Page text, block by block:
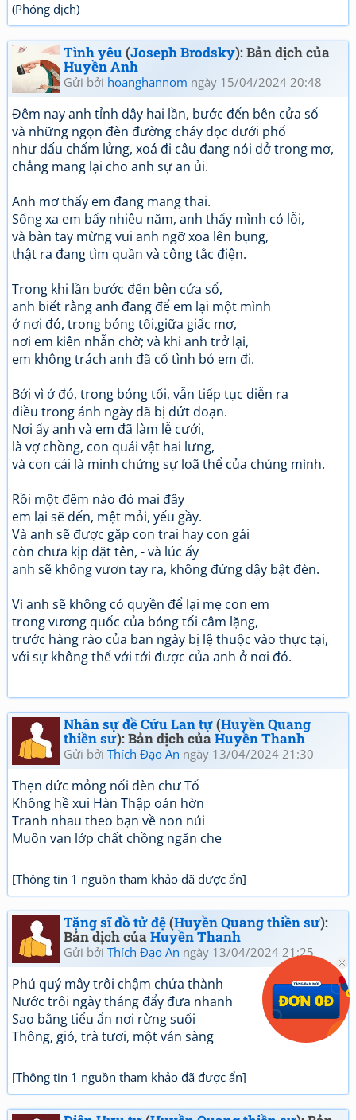
(Phóng dịch)
Tình yêu(Joseph Brodsky): Bản dịch của
Huyền Anh
Gửi bởi hoanghannom ngày 15/04/2024 20:48
Đêm nay anh tỉnh dậy hai lần, bước đến bên cửa sổ
và những ngọn đèn đường cháy dọc dưới phố
như dấu chấm lửng, xoá đi câu đang nói dở trong mơ,
chẳng mang lại cho anh sự an ủi.
Anh mơ thấy em đang mang thai.
Sống xa em bấy nhiêu năm, anh thấy mình có lỗi,
và bàn tay mừng vui anh ngỡ xoa lên bụng,
thật ra đang tìm quần và công tắc điện.
Trong khi lần bước đến bên cửa sổ,
anh biết rằng anh đang để em lại một mình
ở nơi đó, trong bóng tối,giữa giấc mơ,
nơi em kiên nhẫn chờ; và khi anh trở lại,
em không trách anh đã cố tình bỏ em đi.
Bởi vì ở đó, trong bóng tối, vẫn tiếp tục diễn ra
điều trong ánh ngày đã bị đứt đoạn.
Nơi ấy anh và em đã làm lễ cưới,
là vợ chồng, con quái vật hai lưng,
và con cái là minh chứng sự loã thể của chúng mình.
Rồi một đêm nào đó mai đây
em lại sẽ đến, mệt mỏi, yếu gầy.
Và anh sẽ được gặp con trai hay con gái
còn chưa kịp đặt tên, - và lúc ấy
anh sẽ không vươn tay ra, không đứng dậy bật đèn.
Vì anh sẽ không có quyền để lại mẹ con em
trong vương quốc của bóng tối câm lặng,
trước hàng rào của ban ngày bị lệ thuộc vào thực tại,
với sự không thể với tới được của anh ở nơi đó.
Nhân sự đề Cứu Lan tự(Huyền Quang
thiền sư): Bản dịch củaHuyền Thanh
Gửi bởi Thích Đạo An ngày 13/04/2024 21:30
Thẹn đức mỏng nối đèn chư Tổ
Không hề xui Hàn Thập oán hờn
Tranh nhau theo bạn về non núi
Muôn vạn lớp chất chồng ngăn che
[Thông tin 1 nguồn tham khảo đã được ẩn]
Tặng sĩ đồ tử đệ(Huyền Quang thiền sư):
Bản dịch củaHuyền Thanh
Gửi bởi Thích Đạo An ngày 13/04/2024 21:25
Phú quý mây trôi chậm chửa thành
Nước trôi ngày tháng đẩy đưa nhanh
Sao bằng tiểu ẩn nơi rừng suối
Thông, gió, trà tươi, một ván sàng
[Thông tin 1 nguồn tham khảo đã được ẩn]